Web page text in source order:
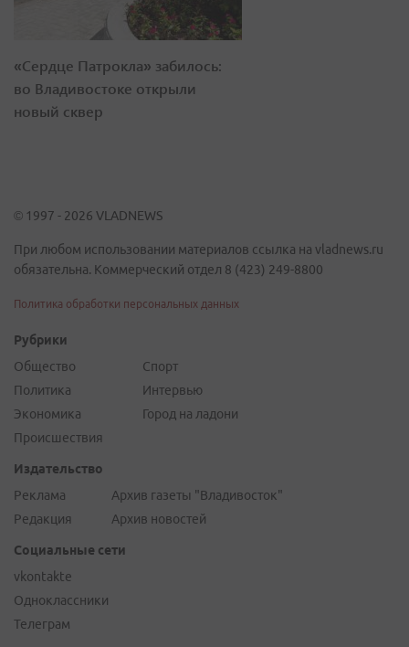
«Сердце Патрокла» забилось:
во Владивостоке открыли
новый сквер
© 1997 - 2026 VLADNEWS
При любом использовании материалов ссылка на vladnews.ru
обязательна. Коммерческий отдел 8 (423) 249-8800
Политика обработки персональных данных
Рубрики
Общество
Политика
Экономика
Происшествия
Спорт
Интервью
Город на ладони
Издательство
Реклама
Редакция
Архив газеты "Владивосток"
Архив новостей
Социальные сети
vkontakte
Одноклассники
Телеграм